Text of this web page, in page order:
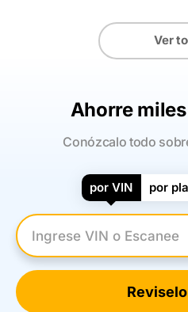
Ver
Ahorre
Conózcalo todo
por VIN por
Introduzca el VIN